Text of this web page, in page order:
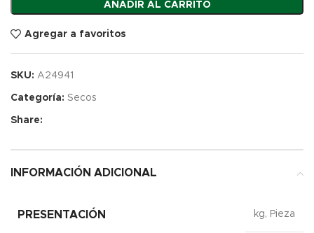
AÑADIR AL CARRITO
Agregar a favoritos
SKU: A24941
Categoría: Secos
Share:
INFORMACIÓN ADICIONAL
PRESENTACIÓN kg, Pieza